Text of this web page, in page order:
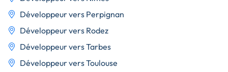
Développeur vers Perpignan
Développeur vers Rodez
Développeur vers Tarbes
Développeur vers Toulouse